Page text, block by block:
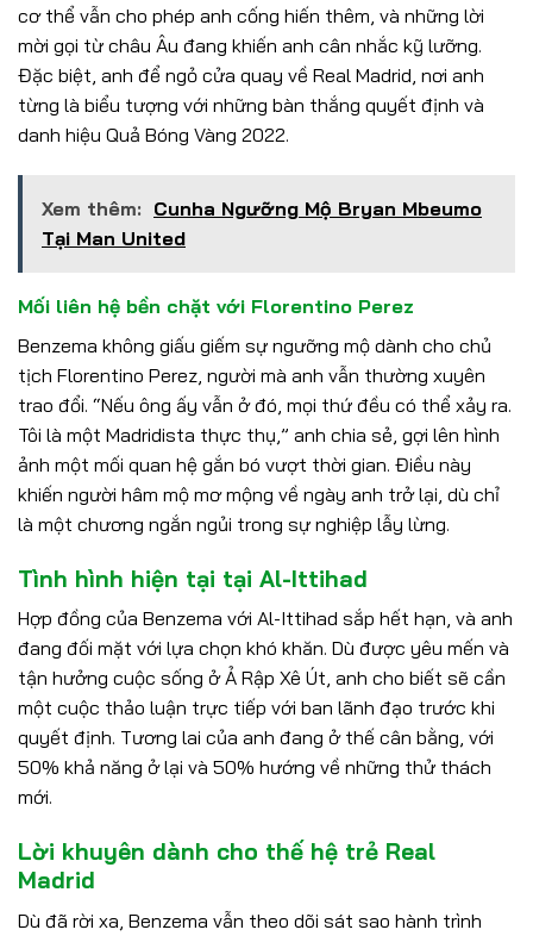
cơ thể vẫn cho phép anh cống hiến thêm, và những lời
mời gọi từ châu Âu đang khiến anh cân nhắc kỹ lưỡng.
Đặc biệt, anh để ngỏ cửa quay về Real Madrid, nơi anh
từng là biểu tượng với những bàn thắng quyết định và
danh hiệu Quả Bóng Vàng 2022.
Xem thêm: Cunha Ngưỡng Mộ Bryan Mbeumo
Tại Man United
Mối liên hệ bền chặt với Florentino Perez
Benzema không giấu giếm sự ngưỡng mộ dành cho chủ
tịch Florentino Perez, người mà anh vẫn thường xuyên
trao đổi. “Nếu ông ấy vẫn ở đó, mọi thứ đều có thể xảy ra.
Tôi là một Madridista thực thụ,” anh chia sẻ, gợi lên hình
ảnh một mối quan hệ gắn bó vượt thời gian. Điều này
khiến người hâm mộ mơ mộng về ngày anh trở lại, dù chỉ
là một chương ngắn ngủi trong sự nghiệp lẫy lừng.
Tình hình hiện tại tại Al-Ittihad
Hợp đồng của Benzema với Al-Ittihad sắp hết hạn, và anh
đang đối mặt với lựa chọn khó khăn. Dù được yêu mến và
tận hưởng cuộc sống ở Ả Rập Xê Út, anh cho biết sẽ cần
một cuộc thảo luận trực tiếp với ban lãnh đạo trước khi
quyết định. Tương lai của anh đang ở thế cân bằng, với
50% khả năng ở lại và 50% hướng về những thử thách
mới.
Lời khuyên dành cho thế hệ trẻ Real
Madrid
Dù đã rời xa, Benzema vẫn theo dõi sát sao hành trình